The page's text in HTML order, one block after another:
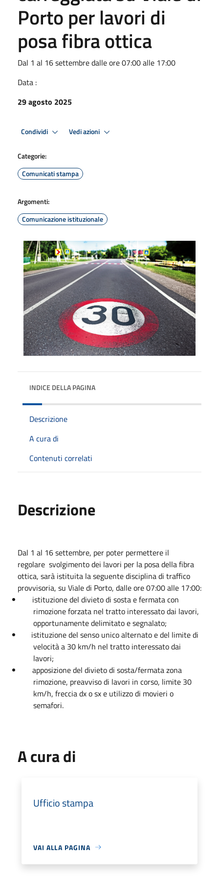
Porto per lavori di
posa fibra ottica
Dal 1 al 16 settembre dalle ore 07:00 alle 17:00
Data :
29 agosto 2025
Condividi Vedi azioni
Categorie:
Comunicati stampa
Argomenti:
Comunicazione istituzionale
INDICE DELLA PAGINA
Descrizione
A cura di
Contenuti correlati
Descrizione
Dal 1 al 16 settembre, per poter permettere il
regolare svolgimento dei lavori per la posa della fibra
ottica, sarà istituita la seguente disciplina di traffico
provvisoria, su Viale di Porto, dalle ore 07:00 alle 17:00:
istituzione del divieto di sosta e fermata con
rimozione forzata nel tratto interessato dai lavori,
opportunamente delimitato e segnalato;
istituzione del senso unico alternato e del limite di
velocità a 30 km/h nel tratto interessato dai
lavori;
apposizione del divieto di sosta/fermata zona
rimozione, preavviso di lavori in corso, limite 30
km/h, freccia dx o sx e utilizzo di movieri o
semafori.
A cura di
Ufficio stampa
VAI ALLA PAGINA